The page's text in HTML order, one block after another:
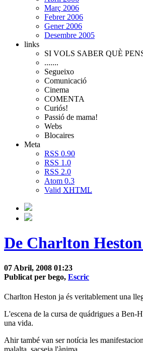
Març 2006
Febrer 2006
Gener 2006
Desembre 2005
links
SI VOLS SABER QUÈ
.......
Segueixo
Comunicació
Cinema
COMENTA
Curiós!
Passió de mama!
Webs
Blocaires
Meta
RSS 0.90
RSS 1.0
RSS 2.0
Atom 0.3
Valid XHTML
De Charlton
07 Abril, 2008 01:23
Publicat per bego, Escric
Charlton Heston ja és veritablement una
L'escena de la cursa de quádrigues a Ben-
una vida.
Ahir també van ser notícia les
malalta, sacseja l'ànima.